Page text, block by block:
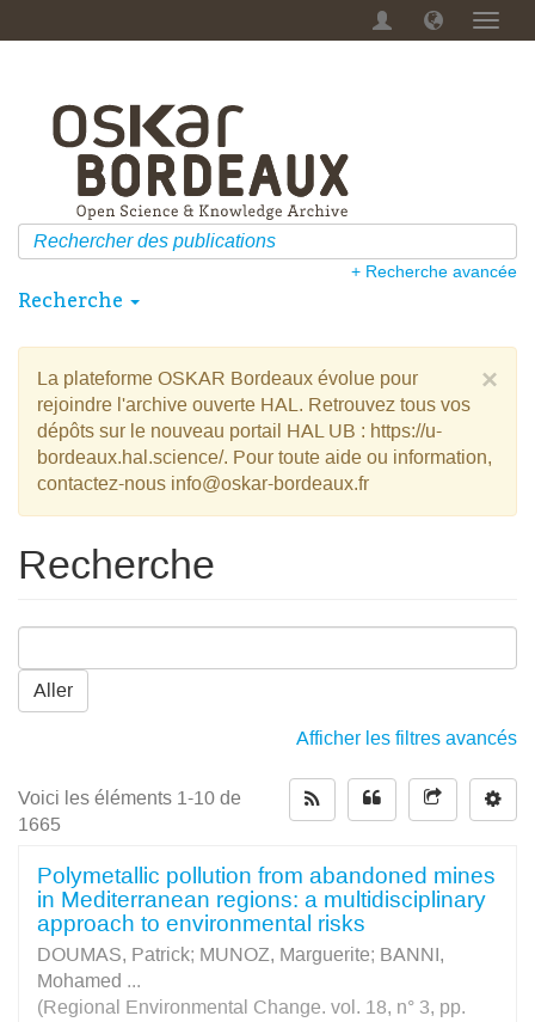
Menu
+ Recherche avancée
Recherche
×
La plateforme OSKAR Bordeaux évolue pour
rejoindre l'archive ouverte HAL. Retrouvez tous vos
dépôts sur le nouveau portail HAL UB : https://u-
bordeaux.hal.science/. Pour toute aide ou information,
contactez-nous info@oskar-bordeaux.fr
Recherche
Aller
Afficher les filtres avancés
Voici les éléments 1-10 de
1665
Polymetallic pollution from abandoned mines
in Mediterranean regions: a multidisciplinary
approach to environmental risks
DOUMAS, Patrick; MUNOZ, Marguerite; BANNI,
Mohamed ...
(Regional Environmental Change. vol. 18, n° 3, pp.